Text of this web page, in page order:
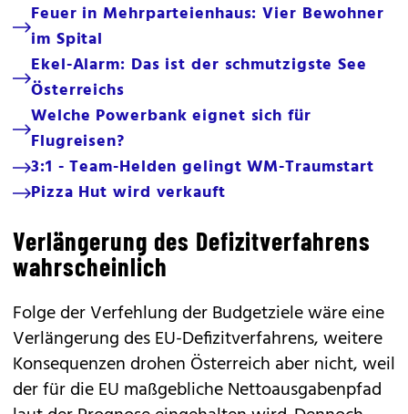
Feuer in Mehrparteienhaus: Vier Bewohner
im Spital
Ekel-Alarm: Das ist der schmutzigste See
Österreichs
Welche Powerbank eignet sich für
Flugreisen?
3:1 - Team-Helden gelingt WM-Traumstart
Pizza Hut wird verkauft
Verlängerung des Defizitverfahrens
wahrscheinlich
Folge der Verfehlung der Budgetziele wäre eine
Verlängerung des EU-Defizitverfahrens, weitere
Konsequenzen drohen Österreich aber nicht, weil
der für die EU maßgebliche Nettoausgabenpfad